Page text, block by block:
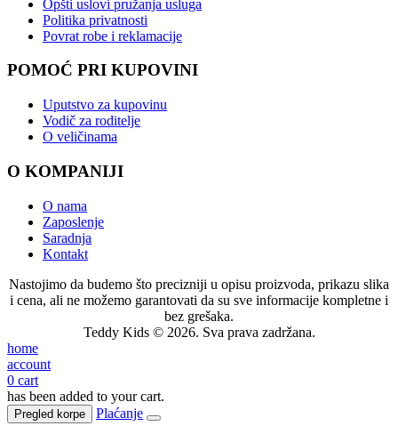
Opšti uslovi pružanja usluga
Politika privatnosti
Povrat robe i reklamacije
POMOĆ PRI KUPOVINI
Uputstvo za kupovinu
Vodič za roditelje
O veličinama
O KOMPANIJI
O nama
Zaposlenje
Saradnja
Kontakt
Nastojimo da budemo što precizniji u opisu proizvoda, prikazu slika
i cena, ali ne možemo garantovati da su sve informacije kompletne i
bez grešaka.
Teddy Kids © 2026. Sva prava zadržana.
home
account
0 cart
has been added to your cart.
Pregled korpe Plaćanje